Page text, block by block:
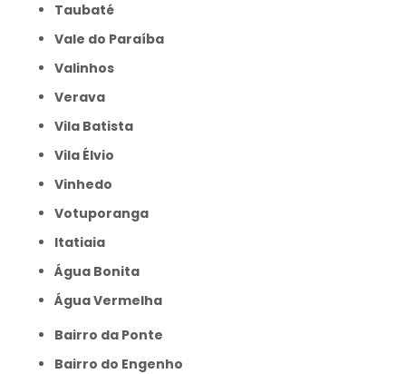
Taubaté
Vale do Paraíba
Valinhos
Verava
Vila Batista
Vila Élvio
Vinhedo
Votuporanga
itatiaia
Água Bonita
Água Vermelha
Bairro da Ponte
Bairro do Engenho